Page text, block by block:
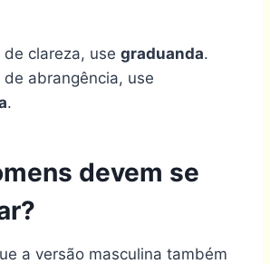
de clareza, use graduanda.
de abrangência, use
.
devem se
a versão masculina também